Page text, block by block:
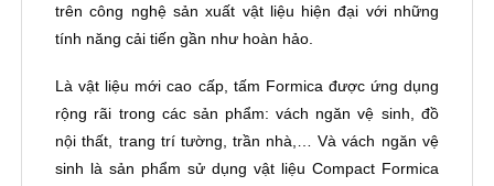
trên công nghệ sản xuất vật liệu hiện đại với những
tính năng cải tiến gần như hoàn hảo.
Là vật liệu mới cao cấp, tấm Formica được ứng dụng
rộng rãi trong các sản phẩm: vách ngăn vệ sinh, đồ
nội thất, trang trí tường, trần nhà,… Và vách ngăn vệ
sinh là sản phẩm sử dụng vật liệu Compact Formica